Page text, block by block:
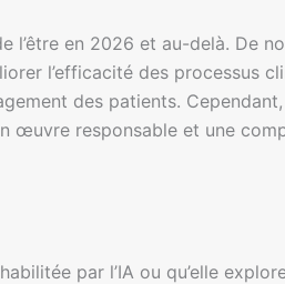
en 2026 et au-delà. De
l’efficacité des processus
des patients.
œuvre responsable et une
par l’IA ou qu’elle